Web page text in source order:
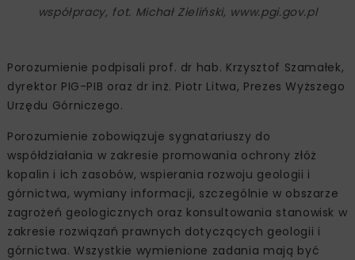
współpracy, fot. Michał Zieliński, www.pgi.gov.pl
Porozumienie podpisali prof. dr hab. Krzysztof Szamałek,
dyrektor PIG-PIB oraz dr inż. Piotr Litwa, Prezes Wyższego
Urzędu Górniczego.
Porozumienie zobowiązuje sygnatariuszy do
współdziałania w zakresie promowania ochrony złóż
kopalin i ich zasobów, wspierania rozwoju geologii i
górnictwa, wymiany informacji, szczególnie w obszarze
zagrożeń geologicznych oraz konsultowania stanowisk w
zakresie rozwiązań prawnych dotyczących geologii i
górnictwa. Wszystkie wymienione zadania mają być